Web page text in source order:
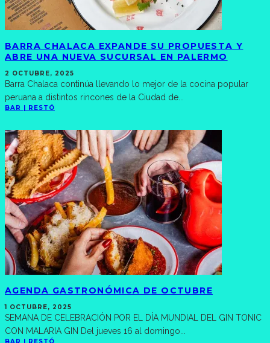
BARRA CHALACA EXPANDE SU PROPUESTA Y
ABRE UNA NUEVA SUCURSAL EN PALERMO
2 OCTUBRE, 2025
Barra Chalaca continúa llevando lo mejor de la cocina popular
peruana a distintos rincones de la Ciudad de
BAR | RESTÓ
AGENDA GASTRONÓMICA DE OCTUBRE
1 OCTUBRE, 2025
SEMANA DE CELEBRACIÓN POR EL DÍA MUNDIAL DEL GIN TONIC
CON MALARIA GIN Del jueves 16 al domingo